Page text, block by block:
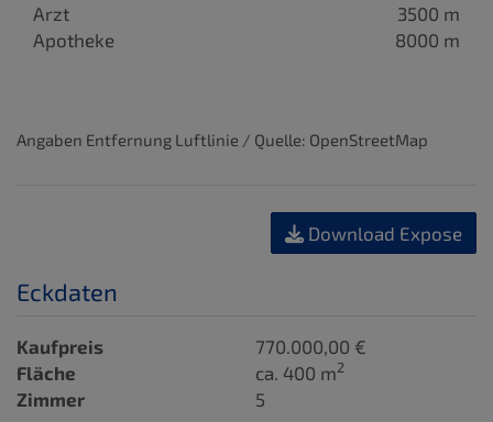
Arzt
3500 m
Apotheke
8000 m
Angaben Entfernung Luftlinie / Quelle: OpenStreetMap
Download Expose
Eckdaten
Kaufpreis
770.000,00 €
Fläche
ca. 400 m2
Zimmer 5